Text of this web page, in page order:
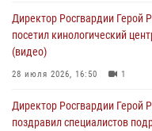
Директор Росгвардии Герой
посетил кинологический
(видео)
28 июля 2026, 16:50 1
Директор Росгвардии Герой
поздравил специалистов